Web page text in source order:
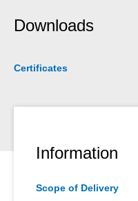
Downloads
Certificates
Information
Scope of Delivery